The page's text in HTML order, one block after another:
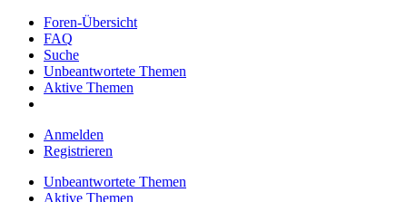
Foren-Übersicht
FAQ
Suche
Unbeantwortete Themen
Aktive Themen
Anmelden
Registrieren
Unbeantwortete Themen
Aktive Themen